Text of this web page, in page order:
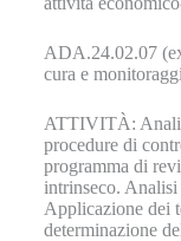
ADA.24.02.07
cura e
ATTIVITÀ:
procedure di
programma di
intrinseco.
Applicazione dei
determinazione